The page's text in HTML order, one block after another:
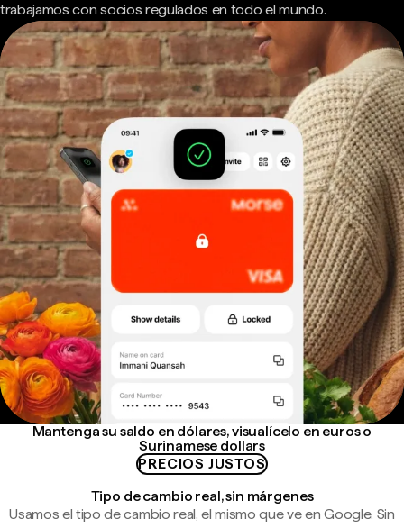
trabajamos con socios regulados en todo el mundo.
Mantenga su saldo en dólares, visualícelo en euros o
Surinamese dollars
PRECIOS JUSTOS
Tipo de cambio real, sin márgenes
Usamos el tipo de cambio real, el mismo que ve en Google. Sin